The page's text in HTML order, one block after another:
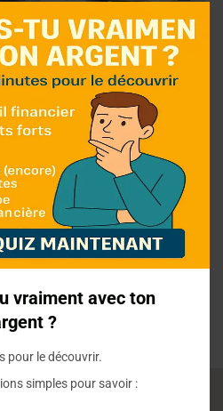
éviter à 30
à 30 ans en évitant ces 6
vraiment avec ton
?
pour le découvrir.
simples pour savoir :